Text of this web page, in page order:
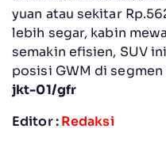
yuan atau sekitar
lebih segar, kabin
semakin efisien, SUV
posisi GWM di
jkt-01/gfr
Editor :Redaksi